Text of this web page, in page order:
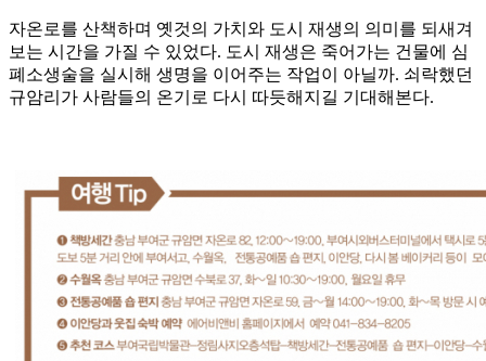
자온로를 산책하며 옛것의 가치와 도시 재생의 의미를 되새겨
보는 시간을 가질 수 있었다. 도시 재생은 죽어가는 건물에 심
폐소생술을 실시해 생명을 이어주는 작업이 아닐까. 쇠락했던
규암리가 사람들의 온기로 다시 따듯해지길 기대해본다.